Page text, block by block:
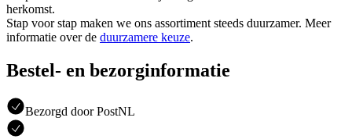
herkomst.
Stap voor stap maken we ons assortiment steeds duurzamer. Meer
informatie over de duurzamere keuze.
Bestel- en bezorginformatie
Bezorgd door PostNL